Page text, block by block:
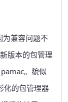
兼容问题不
版本的包管理
。貌似
化的包管理器